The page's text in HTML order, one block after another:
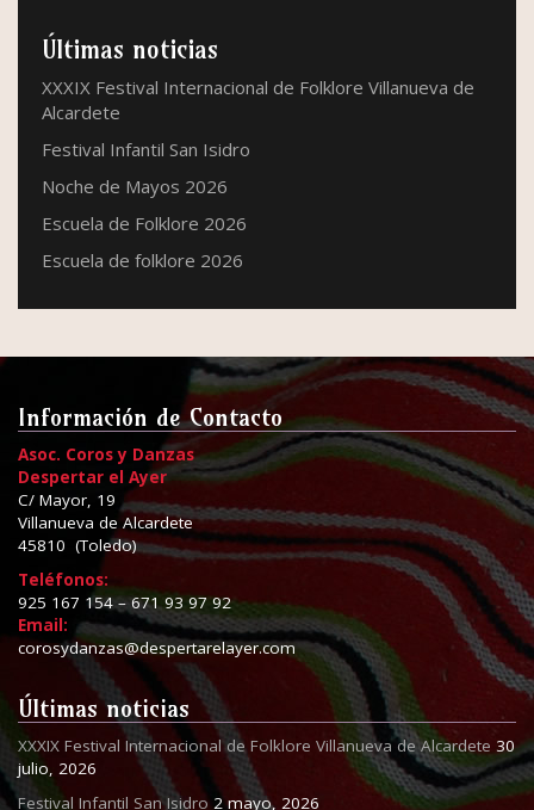
Últimas noticias
XXXIX Festival Internacional de Folklore Villanueva de
Alcardete
Festival Infantil San Isidro
Noche de Mayos 2026
Escuela de Folklore 2026
Escuela de folklore 2026
Información de Contacto
Asoc. Coros y Danzas
Despertar el Ayer
C/ Mayor, 19
Villanueva de Alcardete
45810 (Toledo)
Teléfonos:
925 167 154 – 671 93 97 92
Email:
corosydanzas@despertarelayer.com
Últimas noticias
XXXIX Festival Internacional de Folklore Villanueva de Alcardete 30
julio, 2026
Festival Infantil San Isidro 2 mayo, 2026